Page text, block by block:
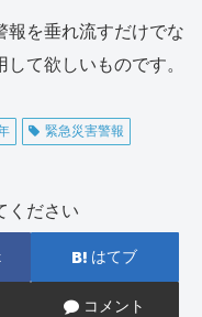
報を垂れ流すだけでな
て欲しいものです。
緊急災害警報
ください
はてブ
コメント